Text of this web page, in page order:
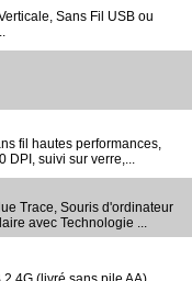
Sans Fil USB ou
fil hautes performances,
DPI, suivi sur verre,...
Trace, Souris d'ordinateur
avec Technologie ...